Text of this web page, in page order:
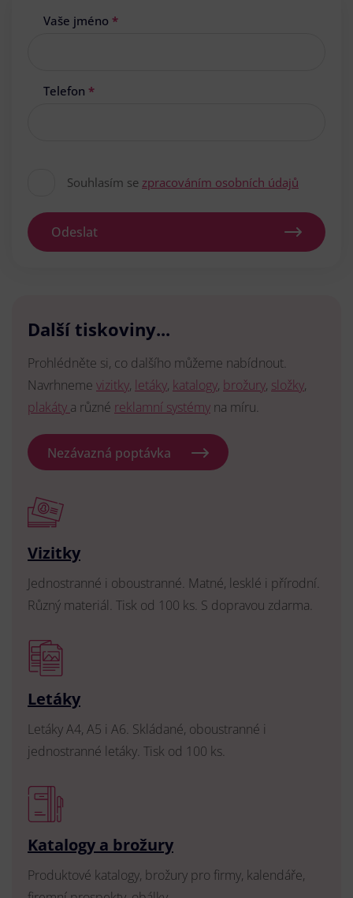
Vaše jméno *
Telefon *
Souhlasím se zpracováním osobních údajů
Odeslat
Další tiskoviny...
Prohlédněte si, co dalšího můžeme nabídnout.
Navrhneme vizitky, letáky, katalogy, brožury, složky,
plakáty a různé reklamní systémy na míru.
Nezávazná poptávka
Vizitky
Jednostranné i oboustranné. Matné, lesklé i přírodní.
Různý materiál. Tisk od 100 ks. S dopravou zdarma.
Letáky
Letáky A4, A5 i A6. Skládané, oboustranné i
jednostranné letáky. Tisk od 100 ks.
Katalogy a brožury
Produktové katalogy, brožury pro firmy, kalendáře,